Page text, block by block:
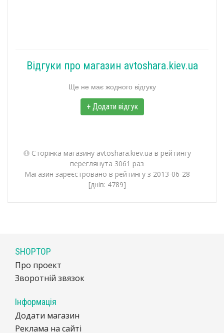
Відгуки про магазин avtoshara.kiev.ua
Ще не має жодного відгуку
+ Додати відгук
Сторінка магазину avtoshara.kiev.ua в рейтингу
переглянута 3061 раз
Магазин зареєстровано в рейтингу з 2013-06-28
[днів: 4789]
SHOPTOP
Про проект
Зворотній звязок
Інформація
Додати магазин
Реклама на сайті